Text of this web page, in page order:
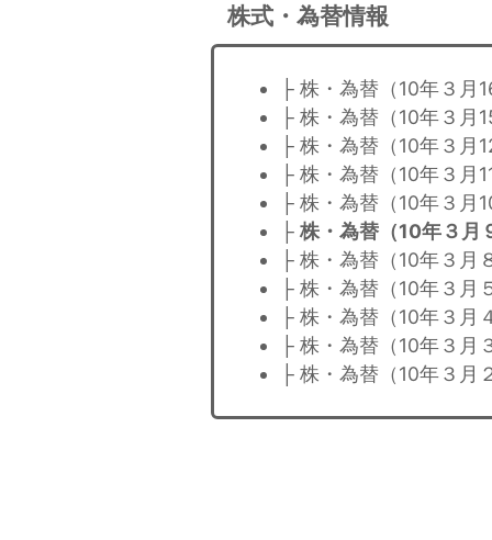
株式・為替情報
├ 株・為替（10年３月
├ 株・為替（10年３月
├ 株・為替（10年３月
├ 株・為替（10年３月
├ 株・為替（10年３月
├ 株・為替（10年３月
├ 株・為替（10年３月
├ 株・為替（10年３月
├ 株・為替（10年３月
├ 株・為替（10年３月
├ 株・為替（10年３月